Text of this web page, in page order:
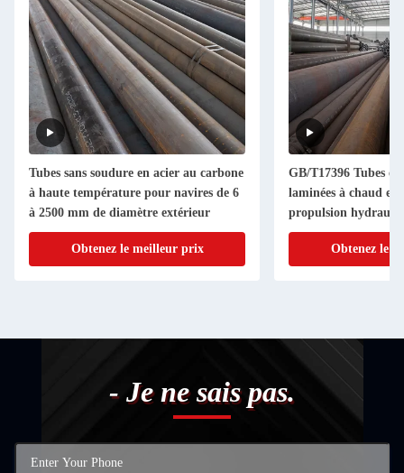
Tubes sans soudure en acier au carbone
à haute température pour navires de 6
à 2500 mm de diamètre extérieur
Obtenez le meilleur prix
GB/T17396 Tubes
laminées à chaud
propulsion
Obtenez le
- Je ne sais pas.